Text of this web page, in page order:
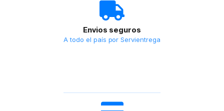
Envios seguros
A todo el país por Servientrega